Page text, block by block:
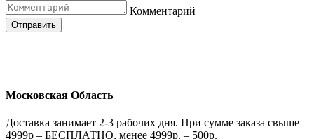
Комментарий
Отправить
Московская Область
Доставка занимает 2-3 рабочих дня. При сумме заказа свыше
4999р – БЕСПЛАТНО, менее 4999р. – 500р.